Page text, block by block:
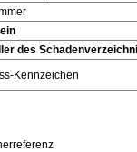
des
Kennzeichen